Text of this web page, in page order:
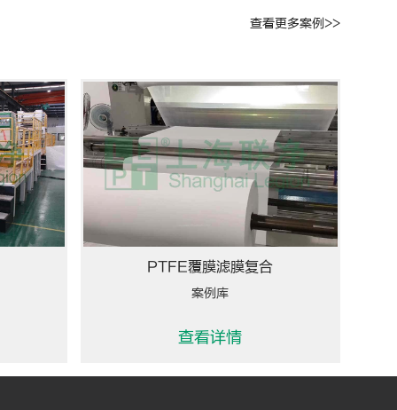
查看更多案例>>
PTFE覆膜滤膜复合
案例库
查看详情